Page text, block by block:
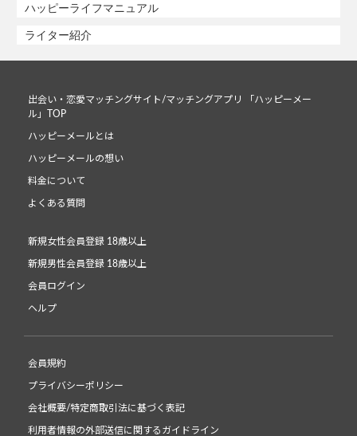
ハッピーライフマニュアル
ライター紹介
出会い・恋愛マッチングサイト/マッチングアプリ 「ハッピーメー
ル」TOP
ハッピーメールとは
ハッピーメールの想い
料金について
よくある質問
新規女性会員登録 18歳以上
新規男性会員登録 18歳以上
会員ログイン
ヘルプ
会員規約
プライバシーポリシー
会社概要/特定商取引法に基づく表記
利用者情報の外部送信に関するガイドライン